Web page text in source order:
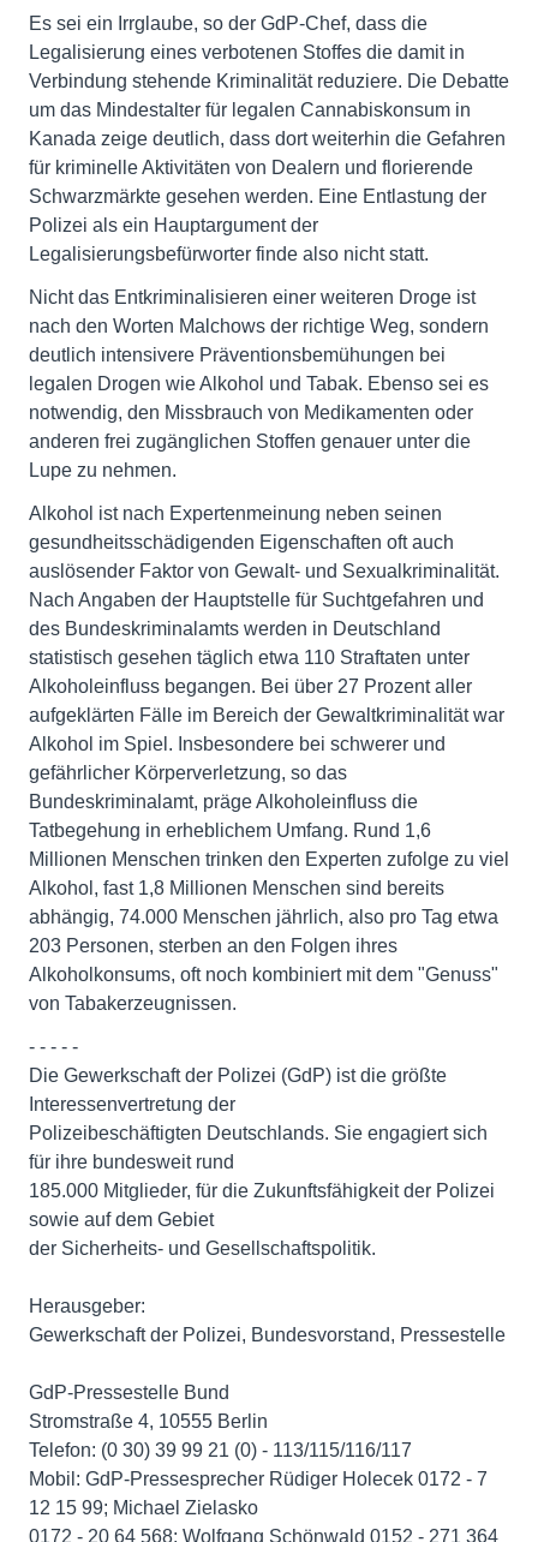
Es sei ein Irrglaube, so der GdP-Chef, dass die
Legalisierung eines verbotenen Stoffes die damit in
Verbindung stehende Kriminalität reduziere. Die Debatte
um das Mindestalter für legalen Cannabiskonsum in
Kanada zeige deutlich, dass dort weiterhin die Gefahren
für kriminelle Aktivitäten von Dealern und florierende
Schwarzmärkte gesehen werden. Eine Entlastung der
Polizei als ein Hauptargument der
Legalisierungsbefürworter finde also nicht statt.
Nicht das Entkriminalisieren einer weiteren Droge ist
nach den Worten Malchows der richtige Weg, sondern
deutlich intensivere Präventionsbemühungen bei
legalen Drogen wie Alkohol und Tabak. Ebenso sei es
notwendig, den Missbrauch von Medikamenten oder
anderen frei zugänglichen Stoffen genauer unter die
Lupe zu nehmen.
Alkohol ist nach Expertenmeinung neben seinen
gesundheitsschädigenden Eigenschaften oft auch
auslösender Faktor von Gewalt- und Sexualkriminalität.
Nach Angaben der Hauptstelle für Suchtgefahren und
des Bundeskriminalamts werden in Deutschland
statistisch gesehen täglich etwa 110 Straftaten unter
Alkoholeinfluss begangen. Bei über 27 Prozent aller
aufgeklärten Fälle im Bereich der Gewaltkriminalität war
Alkohol im Spiel. Insbesondere bei schwerer und
gefährlicher Körperverletzung, so das
Bundeskriminalamt, präge Alkoholeinfluss die
Tatbegehung in erheblichem Umfang. Rund 1,6
Millionen Menschen trinken den Experten zufolge zu viel
Alkohol, fast 1,8 Millionen Menschen sind bereits
abhängig, 74.000 Menschen jährlich, also pro Tag etwa
203 Personen, sterben an den Folgen ihres
Alkoholkonsums, oft noch kombiniert mit dem "Genuss"
von Tabakerzeugnissen.
- - - - -
Die Gewerkschaft der Polizei (GdP) ist die größte
Interessenvertretung der
Polizeibeschäftigten Deutschlands. Sie engagiert sich
für ihre bundesweit rund
185.000 Mitglieder, für die Zukunftsfähigkeit der Polizei
sowie auf dem Gebiet
der Sicherheits- und Gesellschaftspolitik.
Herausgeber:
Gewerkschaft der Polizei, Bundesvorstand, Pressestelle
GdP-Pressestelle Bund
Stromstraße 4, 10555 Berlin
Telefon: (0 30) 39 99 21 (0) - 113/115/116/117
Mobil: GdP-Pressesprecher Rüdiger Holecek 0172 - 7
12 15 99; Michael Zielasko
0172 - 20 64 568; Wolfgang Schönwald 0152 - 271 364